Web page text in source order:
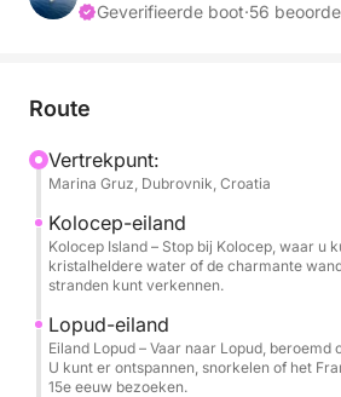
eiland Sipan.
route afspreken met uw schipper.
Schipper, brandstof en
inbegrepen in de prijs, evenals
Geverifieerde boot·56
Route
Vertrekpunt:
Marina Gruz, Dubrovnik, Croatia
Kolocep-eiland
Kolocep Island – Stop bij Kolocep, waar u
kristalheldere water of de charmante
stranden kunt verkennen.
Lopud-eiland
Eiland Lopud – Vaar naar Lopud, beroemd
U kunt er ontspannen, snorkelen of het
15e eeuw bezoeken.